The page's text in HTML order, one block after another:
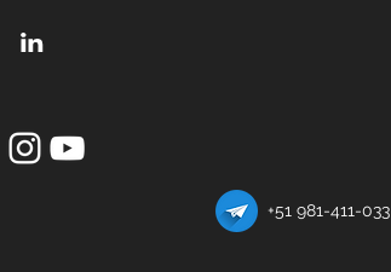
+51 981-411-033